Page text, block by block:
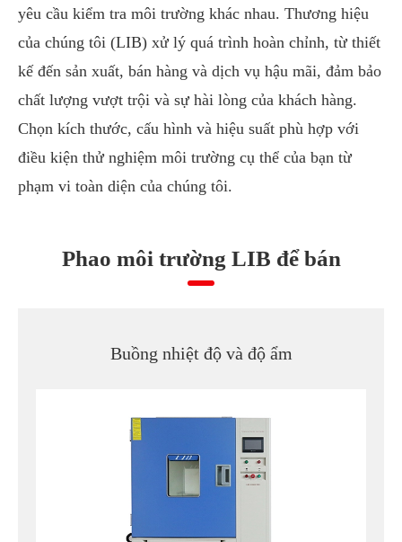
yêu cầu kiểm tra môi trường khác nhau. Thương hiệu
của chúng tôi (LIB) xử lý quá trình hoàn chỉnh, từ thiết
kế đến sản xuất, bán hàng và dịch vụ hậu mãi, đảm bảo
chất lượng vượt trội và sự hài lòng của khách hàng.
Chọn kích thước, cấu hình và hiệu suất phù hợp với
điều kiện thử nghiệm môi trường cụ thể của bạn từ
phạm vi toàn diện của chúng tôi.
Phao môi trường LIB để bán
Buồng nhiệt độ và độ ẩm